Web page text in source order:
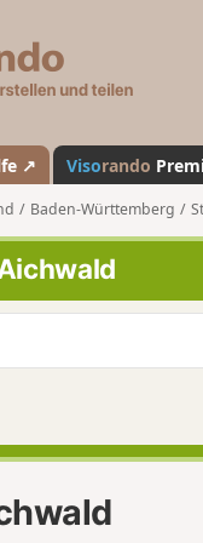
a
n
d
o
↗ Visorando
Baden-Württemberg